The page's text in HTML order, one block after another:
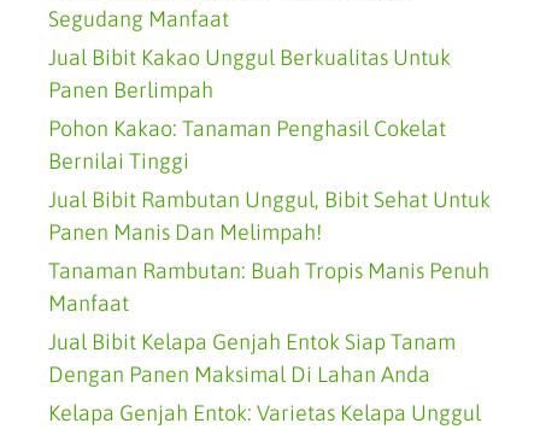
Segudang Manfaat
Jual Bibit Kakao Unggul Berkualitas Untuk
Panen Berlimpah
Pohon Kakao: Tanaman Penghasil Cokelat
Bernilai Tinggi
Jual Bibit Rambutan Unggul, Bibit Sehat Untuk
Panen Manis Dan Melimpah!
Tanaman Rambutan: Buah Tropis Manis Penuh
Manfaat
Jual Bibit Kelapa Genjah Entok Siap Tanam
Dengan Panen Maksimal Di Lahan Anda
Kelapa Genjah Entok: Varietas Kelapa Unggul